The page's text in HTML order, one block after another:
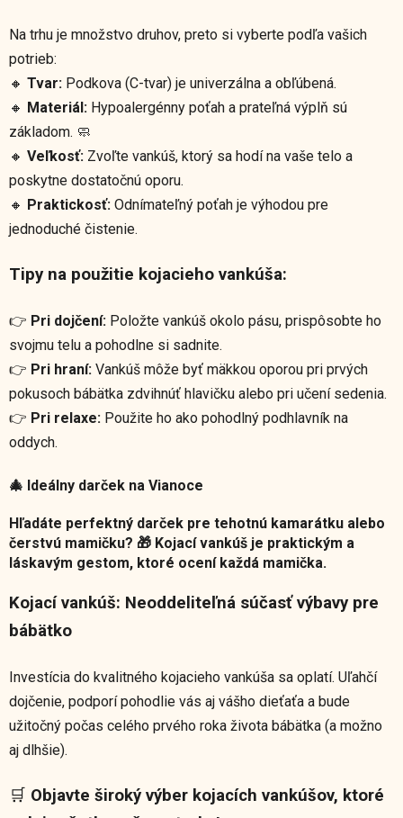
Na trhu je množstvo druhov, preto si vyberte podľa vašich
potrieb:
🔸 Tvar: Podkova (C-tvar) je univerzálna a obľúbená.
🔸 Materiál: Hypoalergénny poťah a prateľná výplň sú
základom. 🧼
🔸 Veľkosť: Zvoľte vankúš, ktorý sa hodí na vaše telo a
poskytne dostatočnú oporu.
🔸 Praktickosť: Odnímateľný poťah je výhodou pre
jednoduché čistenie.
Tipy na použitie kojacieho vankúša:
👉 Pri dojčení: Položte vankúš okolo pásu, prispôsobte ho
svojmu telu a pohodlne si sadnite.
👉 Pri hraní: Vankúš môže byť mäkkou oporou pri prvých
pokusoch bábätka zdvihnúť hlavičku alebo pri učení sedenia.
👉 Pri relaxe: Použite ho ako pohodlný podhlavník na
oddych.
🎄 Ideálny darček na Vianoce
Hľadáte perfektný darček pre tehotnú kamarátku alebo
čerstvú mamičku? 🎁 Kojací vankúš je praktickým a
láskavým gestom, ktoré ocení každá mamička.
Kojací vankúš: Neoddeliteľná súčasť výbavy pre
bábätko
Investícia do kvalitného kojacieho vankúša sa oplatí. Uľahčí
dojčenie, podporí pohodlie vás aj vášho dieťaťa a bude
užitočný počas celého prvého roka života bábätka (a možno
aj dlhšie).
🛒 Objavte široký výber kojacích vankúšov, ktoré